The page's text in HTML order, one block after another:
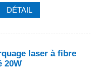
DÉTAIL
laser à fibre
20W